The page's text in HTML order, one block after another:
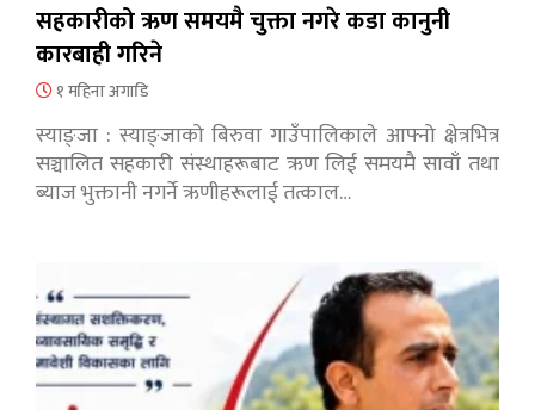
सहकारीको ऋण समयमै चुक्ता नगरे कडा कानुनी
कारबाही गरिने
१ महिना अगाडि
स्याङ्जा : स्याङ्जाको बिरुवा गाउँपालिकाले आफ्नो क्षेत्रभित्र
सञ्चालित सहकारी संस्थाहरूबाट ऋण लिई समयमै सावाँ तथा
ब्याज भुक्तानी नगर्ने ऋणीहरूलाई तत्काल…